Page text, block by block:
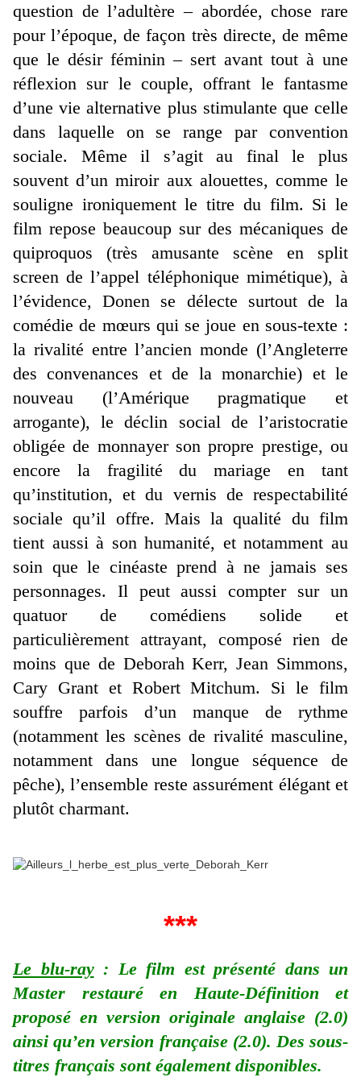
question de l’adultère – abordée, chose rare
pour l’époque, de façon très directe, de même
que le désir féminin – sert avant tout à une
réflexion sur le couple, offrant le fantasme
d’une vie alternative plus stimulante que celle
dans laquelle on se range par convention
sociale. Même il s’agit au final le plus
souvent d’un miroir aux alouettes, comme le
souligne ironiquement le titre du film. Si le
film repose beaucoup sur des mécaniques de
quiproquos (très amusante scène en split
screen de l’appel téléphonique mimétique), à
l’évidence, Donen se délecte surtout de la
comédie de mœurs qui se joue en sous-texte :
la rivalité entre l’ancien monde (l’Angleterre
des convenances et de la monarchie) et le
nouveau (l’Amérique pragmatique et
arrogante), le déclin social de l’aristocratie
obligée de monnayer son propre prestige, ou
encore la fragilité du mariage en tant
qu’institution, et du vernis de respectabilité
sociale qu’il offre. Mais la qualité du film
tient aussi à son humanité, et notamment au
soin que le cinéaste prend à ne jamais ses
personnages. Il peut aussi compter sur un
quatuor de comédiens solide et
particulièrement attrayant, composé rien de
moins que de Deborah Kerr, Jean Simmons,
Cary Grant et Robert Mitchum. Si le film
souffre parfois d’un manque de rythme
(notamment les scènes de rivalité masculine,
notamment dans une longue séquence de
pêche), l’ensemble reste assurément élégant et
plutôt charmant.
***
Le blu-ray: Le film est présenté dans un
Master restauré en Haute-Définition et
proposé en version originale anglaise (2.0)
ainsi qu’en version française (2.0). Des sous-
titres français sont également disponibles.